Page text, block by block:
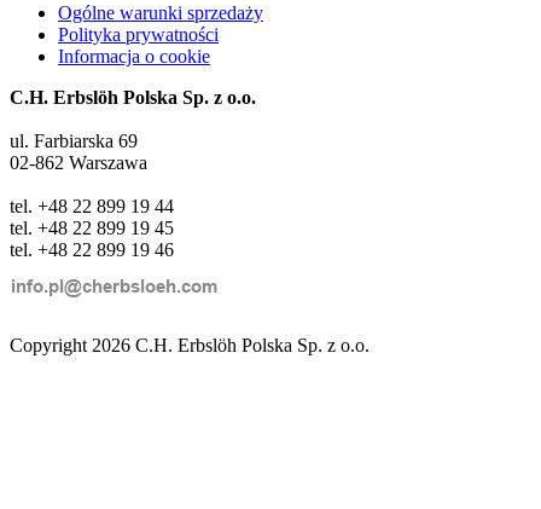
Ogólne warunki sprzedaży
Polityka prywatności
Informacja o cookie
C.H. Erbslöh Polska Sp. z o.o.
ul. Farbiarska 69
02-862 Warszawa
tel. +48 22 899 19 44
tel. +48 22 899 19 45
tel. +48 22 899 19 46
Copyright 2026 C.H. Erbslöh Polska Sp. z o.o.